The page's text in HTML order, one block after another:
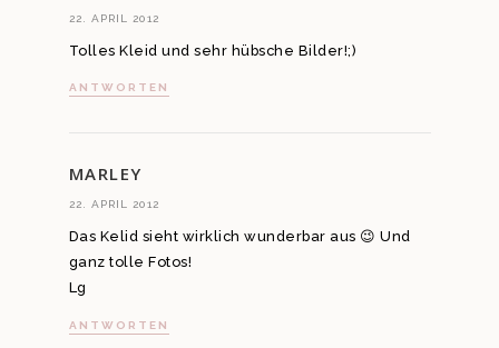
22. APRIL 2012
Tolles Kleid und sehr hübsche Bilder!;)
ANTWORTEN
MARLEY
22. APRIL 2012
Das Kelid sieht wirklich wunderbar aus 😉 Und
ganz tolle Fotos!
Lg
ANTWORTEN